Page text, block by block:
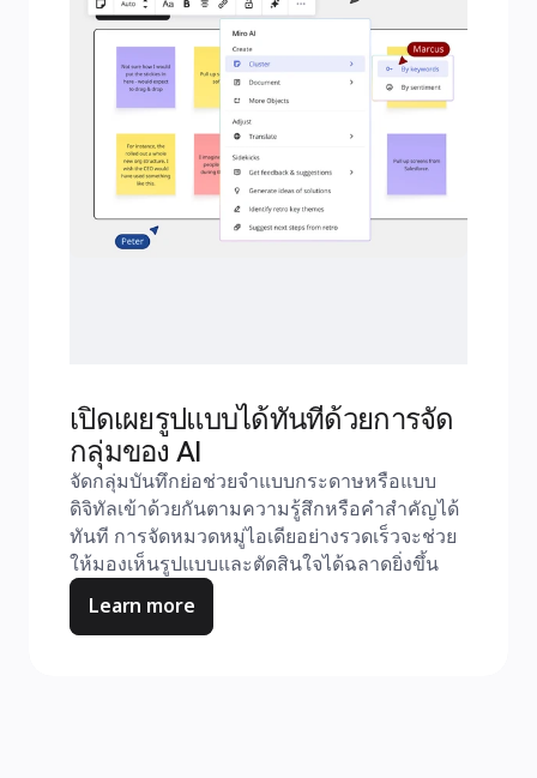
เปิดเผยรูปแบบได้ทันทีด้วยการจัด
กลุ่มของ AI
จัดกลุ่มบันทึกย่อช่วยจำแบบกระดาษหรือแบบ
ดิจิทัลเข้าด้วยกันตามความรู้สึกหรือคำสำคัญได้
ทันที การจัดหมวดหมู่ไอเดียอย่างรวดเร็วจะช่วย
ให้มองเห็นรูปแบบและตัดสินใจได้ฉลาดยิ่งขึ้น
Learn more